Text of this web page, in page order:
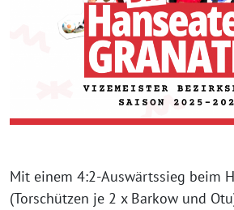
Mit einem 4:2-Auswärtssieg beim
(Torschützen je 2 x Barkow und